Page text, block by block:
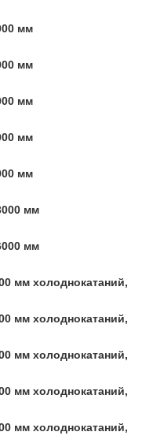
мм
мм
мм
мм
мм
мм
мм
мм холоднокатаний,
мм холоднокатаний,
мм холоднокатаний,
мм холоднокатаний,
мм холоднокатаний,